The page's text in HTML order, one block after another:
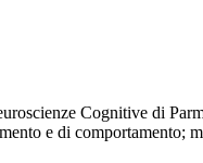
Cognitive di
e di comportamento;